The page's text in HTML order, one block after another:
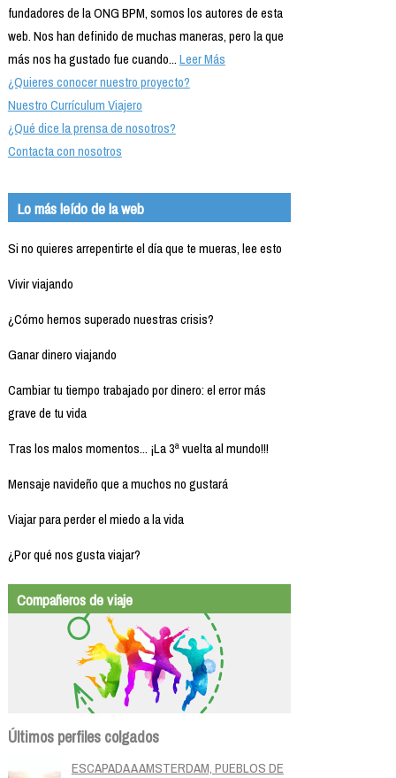
fundadores de la ONG BPM, somos los autores de esta
web. Nos han definido de muchas maneras, pero la que
más nos ha gustado fue cuando...Leer Más
¿Quieres conocer nuestro proyecto?
Nuestro Currículum Viajero
¿Qué dice la prensa de nosotros?
Contacta con nosotros
Lo más leído de la web
Si no quieres arrepentirte el día que te mueras, lee esto
Vivir viajando
¿Cómo hemos superado nuestras crisis?
Ganar dinero viajando
Cambiar tu tiempo trabajado por dinero: el error más
grave de tu vida
Tras los malos momentos... ¡La 3ª vuelta al mundo!!!
Mensaje navideño que a muchos no gustará
Viajar para perder el miedo a la vida
¿Por qué nos gusta viajar?
Compañeros de viaje
Últimos perfiles colgados
ESCAPADA A AMSTERDAM, PUEBLOS DE